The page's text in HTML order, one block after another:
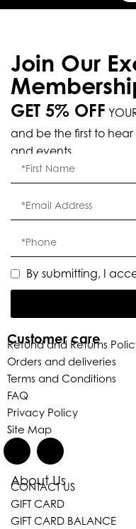
About Us
CONTACT US
GIFT CARD
GIFT CARD BALANCE
Customer care
Refund and Returns
Orders and deliveries
Terms and Conditions
FAQ
Privacy Policy
Site Map
Join Our
GET 5% OFF
and be the first to
and events.
By submitting, I